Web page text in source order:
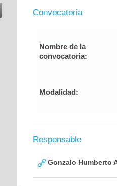
Convocatoria
Nombre de la
convocatoria:
Modalidad:
Responsable
Gonzalo Humberto